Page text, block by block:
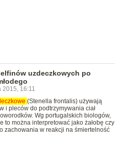
uzdeczkowych po
2015, 16:11
(Stenella frontalis) używają
i pleców do podtrzymywania ciał
Wg portugalskich biologów,
to można interpretować jako żałobę czy
zachowania w reakcji na śmiertelność